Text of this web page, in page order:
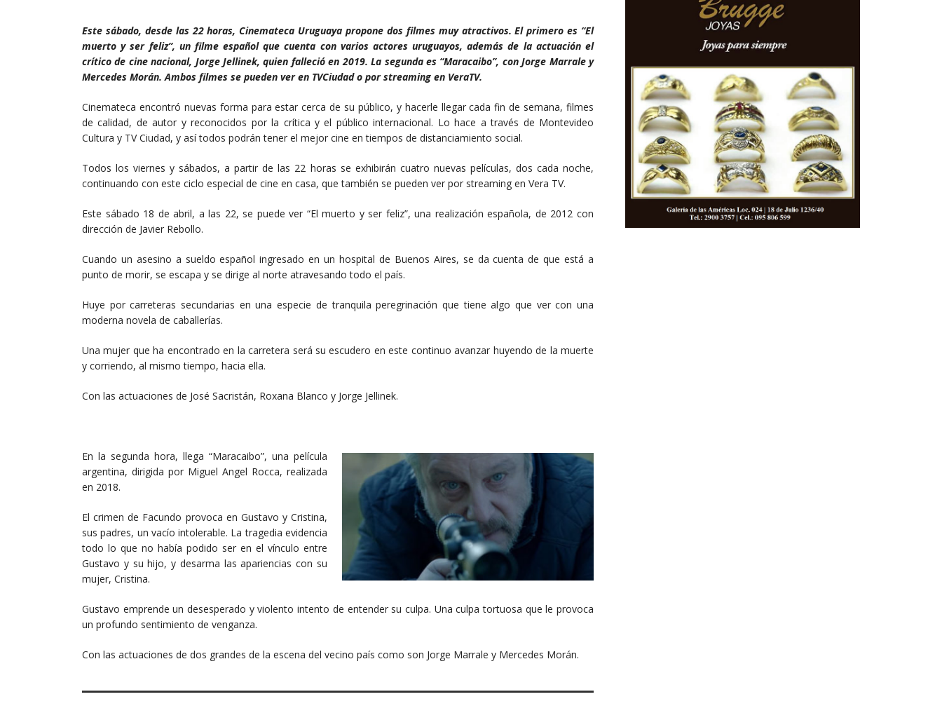
Este sábado, desde las 22 horas, Cinemateca Uruguaya propone dos filmes muy atractivos. El primero es “El
muerto y ser feliz”, un filme español que cuenta con varios actores uruguayos, además de la actuación el
crítico de cine nacional, Jorge Jellinek, quien falleció en 2019. La segunda es “Maracaibo”, con Jorge Marrale y
Mercedes Morán. Ambos filmes se pueden ver en TVCiudad o por streaming en VeraTV.
Cinemateca encontró nuevas forma para estar cerca de su público, y hacerle llegar cada fin de semana, filmes
de calidad, de autor y reconocidos por la crítica y el público internacional. Lo hace a través de Montevideo
Cultura y TV Ciudad, y así todos podrán tener el mejor cine en tiempos de distanciamiento social.
Todos los viernes y sábados, a partir de las 22 horas se exhibirán cuatro nuevas películas, dos cada noche,
continuando con este ciclo especial de cine en casa, que también se pueden ver por streaming en Vera TV.
Este sábado 18 de abril, a las 22, se puede ver “El muerto y ser feliz”, una realización española, de 2012 con
dirección de Javier Rebollo.
Cuando un asesino a sueldo español ingresado en un hospital de Buenos Aires, se da cuenta de que está a
punto de morir, se escapa y se dirige al norte atravesando todo el país.
Huye por carreteras secundarias en una especie de tranquila peregrinación que tiene algo que ver con una
moderna novela de caballerías.
Una mujer que ha encontrado en la carretera será su escudero en este continuo avanzar huyendo de la muerte
y corriendo, al mismo tiempo, hacia ella.
Con las actuaciones de José Sacristán, Roxana Blanco y Jorge Jellinek.
En la segunda hora, llega “Maracaibo”, una película
argentina, dirigida por Miguel Angel Rocca, realizada
en 2018.
El crimen de Facundo provoca en Gustavo y Cristina,
sus padres, un vacío intolerable. La tragedia evidencia
todo lo que no había podido ser en el vínculo entre
Gustavo y su hijo, y desarma las apariencias con su
mujer, Cristina.
Gustavo emprende un desesperado y violento intento de entender su culpa. Una culpa tortuosa que le provoca
un profundo sentimiento de venganza.
Con las actuaciones de dos grandes de la escena del vecino país como son Jorge Marrale y Mercedes Morán.